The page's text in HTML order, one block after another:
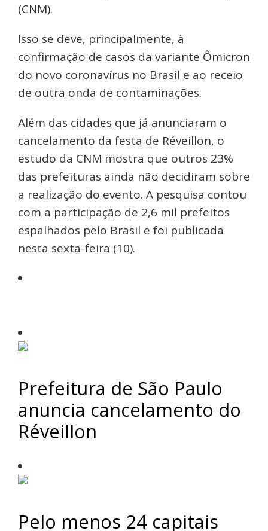
(CNM).
Isso se deve, principalmente, à
confirmação de casos da variante Ômicron
do novo coronavírus no Brasil e ao receio
de outra onda de contaminações.
Além das cidades que já anunciaram o
cancelamento da festa de Réveillon, o
estudo da CNM mostra que outros 23%
das prefeituras ainda não decidiram sobre
a realização do evento. A pesquisa contou
com a participação de 2,6 mil prefeitos
espalhados pelo Brasil e foi publicada
nesta sexta-feira (10).
Prefeitura de São Paulo
anuncia cancelamento do
Réveillon
Pelo menos 24 capitais